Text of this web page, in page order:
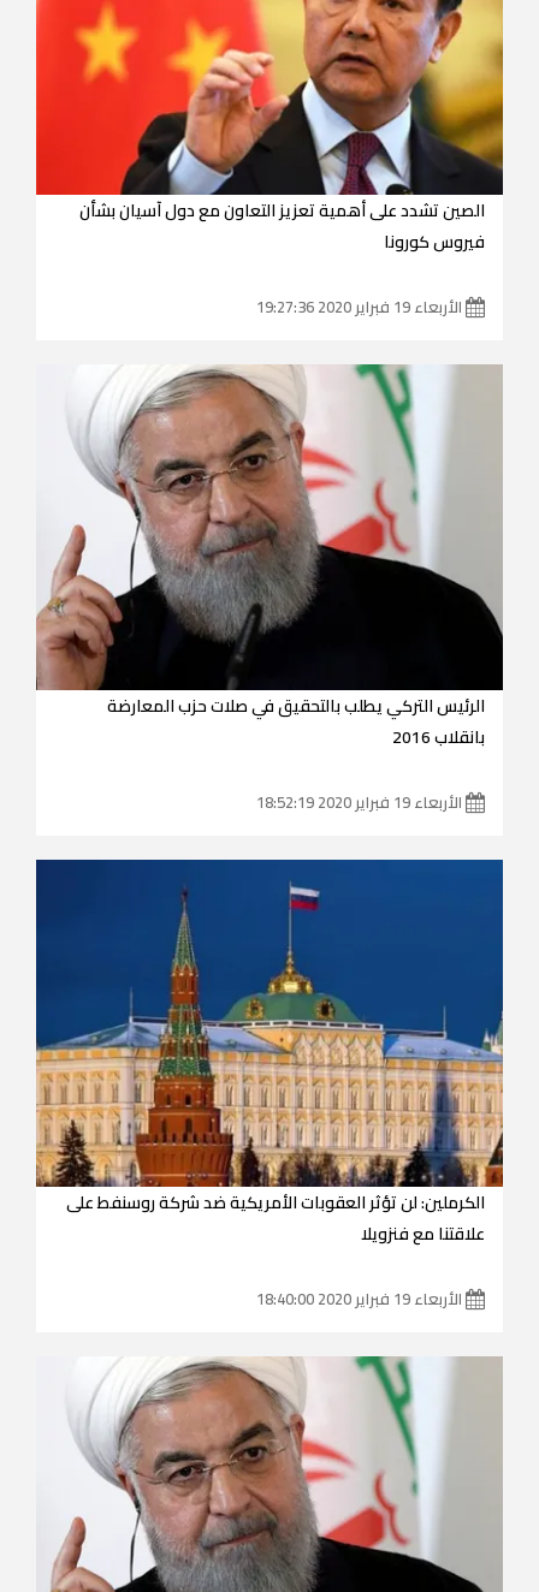
الصين تشدد على أهمية تعزيز التعاون مع دول آسيان بشأن
فيروس كورونا
الأربعاء 19 فبراير 2020 19:27:36
الرئيس التركي يطلب بالتحقيق في صلات حزب المعارضة
بانقلاب 2016
الأربعاء 19 فبراير 2020 18:52:19
الكرملين: لن تؤثر العقوبات الأمريكية ضد شركة روسنفط على
علاقتنا مع فنزويلا
الأربعاء 19 فبراير 2020 18:40:00